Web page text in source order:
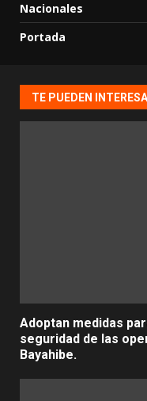
Nacionales
Portada
TE PUEDEN
Adoptan medidas
seguridad de las
Bayahibe.